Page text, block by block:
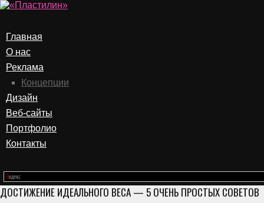
Главная
О нас
Реклама
Концепции
Дизайн
Веб-сайты
Портфолио
Контакты
ДОСТИЖЕНИЕ ИДЕАЛЬНОГО ВЕСА — 5 ОЧЕНЬ ПРОСТЫХ СОВЕТОВ